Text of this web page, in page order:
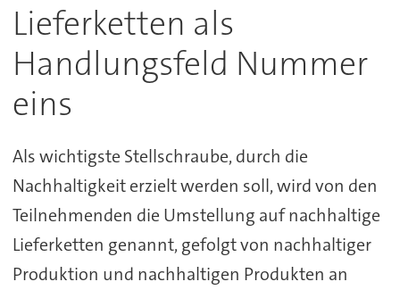
Lieferketten als
Handlungsfeld Nummer
eins
Als wichtigste Stellschraube, durch die
Nachhaltigkeit erzielt werden soll, wird von den
Teilnehmenden die Umstellung auf nachhaltige
Lieferketten genannt, gefolgt von nachhaltiger
Produktion und nachhaltigen Produkten an